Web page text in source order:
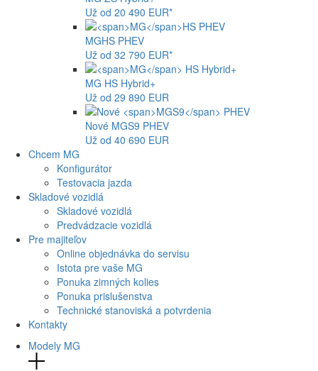
Už od 20 490 EUR*
MGHS PHEV
Už od 32 790 EUR*
MG HS Hybrid+
Už od 29 890 EUR
Nové MGS9 PHEV
Už od 40 690 EUR
Chcem MG
Konfigurátor
Testovacia jazda
Skladové vozidlá
Skladové vozidlá
Predvádzacie vozidlá
Pre majiteľov
Online objednávka do servisu
Istota pre vaše MG
Ponuka zimných kolies
Ponuka prislušenstva
Technické stanoviská a potvrdenia
Kontakty
Modely MG